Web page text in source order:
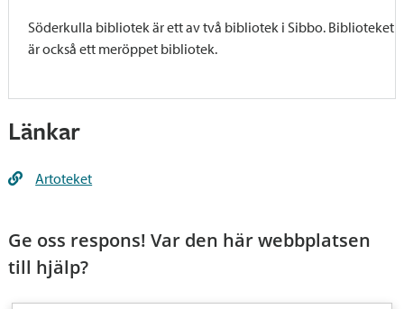
Söderkulla bibliotek är ett av två bibliotek i Sibbo. Biblioteket
är också ett meröppet bibliotek.
Länkar
Artoteket
Ge oss respons! Var den här webbplatsen
till hjälp?